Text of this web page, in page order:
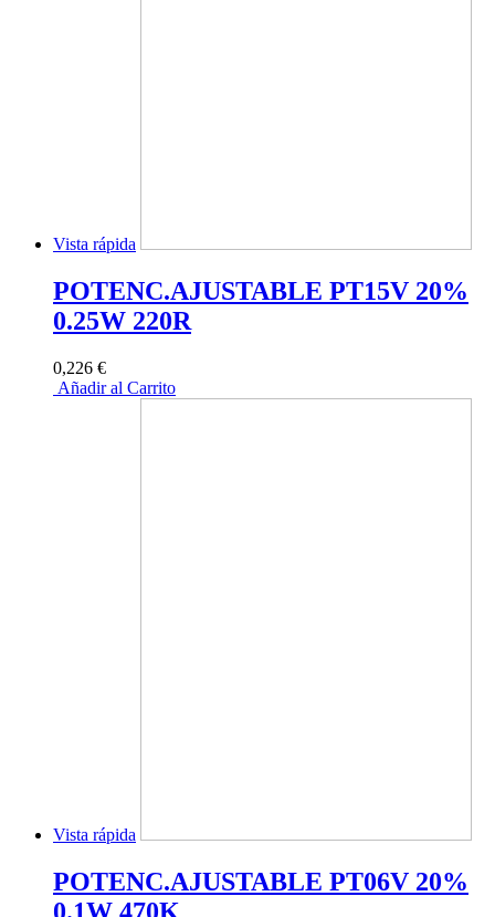
Vista rápida
POTENC.AJUSTABLE PT15V 20%
0.25W 220R
0,226 €
Añadir al Carrito
Vista rápida
POTENC.AJUSTABLE PT06V 20%
0.1W 470K